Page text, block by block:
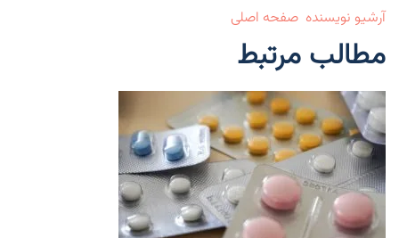
آرشیو نویسنده صفحه اصلی
مطالب مرتبط